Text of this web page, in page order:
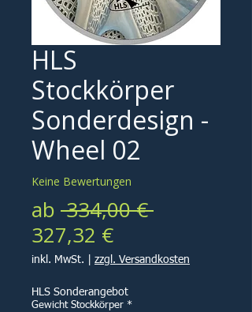
HLS
Stockkörper
Sonderdesign -
Wheel 02
Keine Bewertungen
ab 334,00 €
327,32 €Sale-
Preis
inkl. MwSt. zzgl. Versandkosten
HLS Sonderangebot
Gewicht Stockkörper *